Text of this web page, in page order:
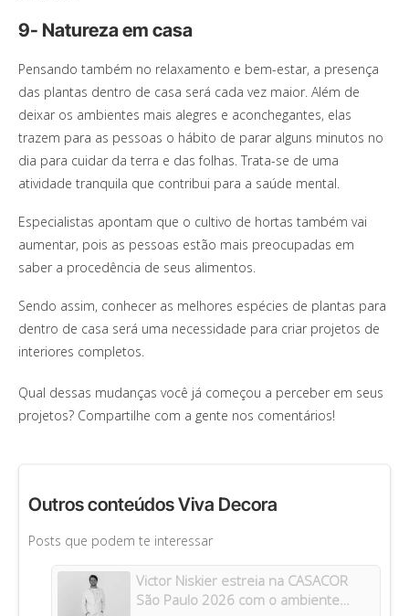
9- Natureza em casa
Pensando também no relaxamento e bem-estar, a presença
das plantas dentro de casa será cada vez maior. Além de
deixar os ambientes mais alegres e aconchegantes, elas
trazem para as pessoas o hábito de parar alguns minutos no
dia para cuidar da terra e das folhas. Trata-se de uma
atividade tranquila que contribui para a saúde mental.
Especialistas apontam que o cultivo de hortas também vai
aumentar, pois as pessoas estão mais preocupadas em
saber a procedência de seus alimentos.
Sendo assim, conhecer as melhores espécies de plantas para
dentro de casa será uma necessidade para criar projetos de
interiores completos.
Qual dessas mudanças você já começou a perceber em seus
projetos? Compartilhe com a gente nos comentários!
Outros conteúdos Viva Decora
Posts que podem te interessar
Victor Niskier estreia na CASACOR
São Paulo 2026 com o ambiente